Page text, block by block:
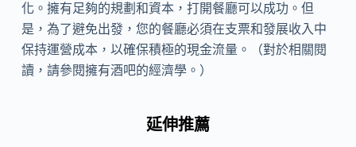
化。擁有足夠的規劃和資本，打開餐廳可以成功。但
是，為了避免出發，您的餐廳必須在支票和發展收入中
保持運營成本，以確保積極的現金流量。（對於相關閱
讀，請參閱擁有酒吧的經濟學。）
延伸推薦